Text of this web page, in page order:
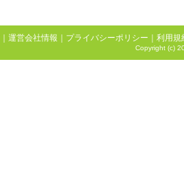
運営会社情報 プライバシーポリシー 利用規
Copyright (c)